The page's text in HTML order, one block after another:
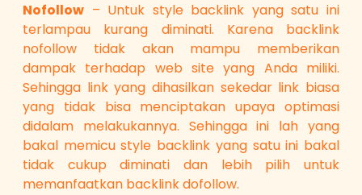
Nofollow – Untuk style backlink yang satu ini
terlampau kurang diminati. Karena backlink
nofollow tidak akan mampu memberikan
dampak terhadap web site yang Anda miliki.
Sehingga link yang dihasilkan sekedar link biasa
yang tidak bisa menciptakan upaya optimasi
didalam melakukannya. Sehingga ini lah yang
bakal memicu style backlink yang satu ini bakal
tidak cukup diminati dan lebih pilih untuk
memanfaatkan backlink dofollow.